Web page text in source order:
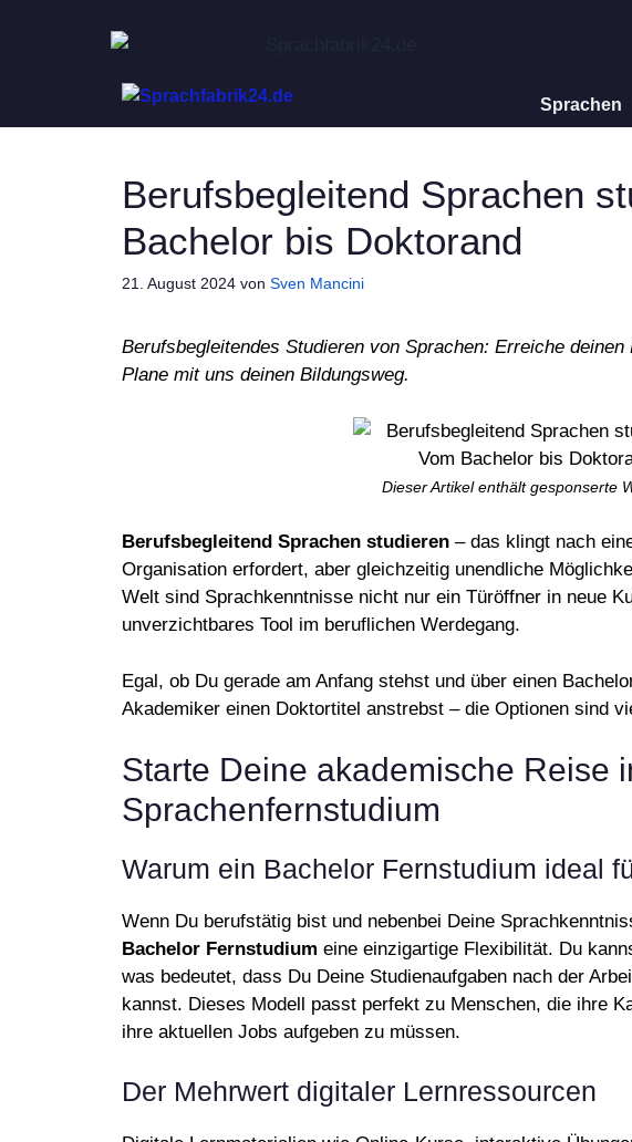
Sprachen
Berufsbegleitend Sprachen
Bachelor bis Doktorand
21. August 2024 von Sven Mancini
Berufsbegleitendes Studieren von Sprachen: Erreiche
Plane mit uns deinen Bildungsweg.
Dieser Artikel enthält gesponserte
Berufsbegleitend Sprachen studieren– das klingt nach
Organisation erfordert, aber gleichzeitig unendliche
Welt sind Sprachkenntnisse nicht nur ein Türöffner in neue
unverzichtbares Tool im beruflichen Werdegang.
Egal, ob Du gerade am Anfang stehst und über einen
Akademiker einen Doktortitel anstrebst – die Optionen sind
Starte Deine akademische Reise
Sprachenfernstudium
Warum ein Bachelor Fernstudium ideal
Wenn Du berufstätig bist und nebenbei Deine
Bachelor Fernstudium eine einzigartige Flexibilität. Du
was bedeutet, dass Du Deine Studienaufgaben nach der
kannst. Dieses Modell passt perfekt zu Menschen, die ihre
ihre aktuellen Jobs aufgeben zu müssen.
Der Mehrwert digitaler Lernressourcen